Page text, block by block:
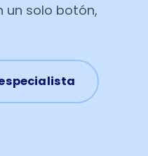
un solo botón,